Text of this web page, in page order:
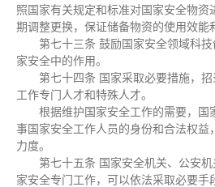
照国家有关规定和标准对国家安全物资
期调整更换，保证储备物资的使用效能
第七十三条 鼓励国家安全领域科
家安全中的作用。
第七十四条 国家采取必要措施，
工作专门人才和特殊人才。
根据维护国家安全工作的需要，国
事国家安全工作人员的身份和合法权益
力度。
第七十五条 国家安全机关、公安
家安全专门工作，可以依法采取必要手